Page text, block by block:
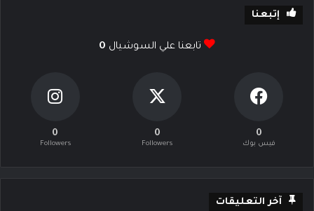
إتبعنا
تابعنا علي السوشيال 0
0
فيس بوك
0
Followers
0
Followers
آخر التعليقات